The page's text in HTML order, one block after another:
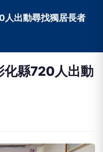
人出動尋找獨居長者
化縣720人出動